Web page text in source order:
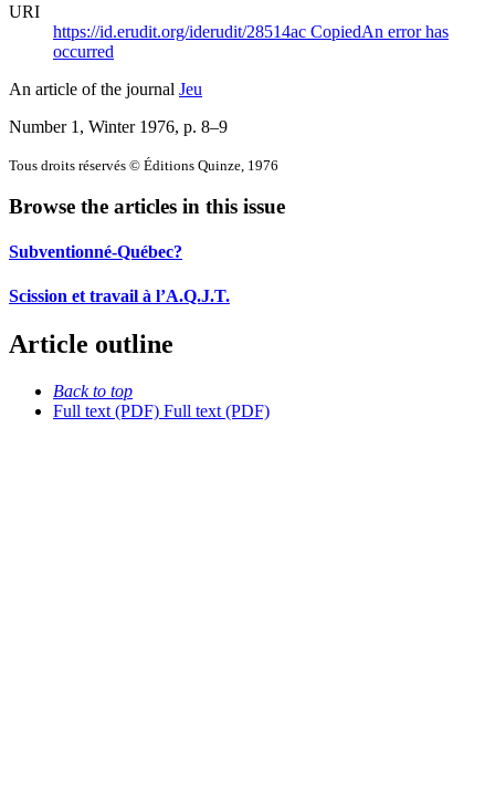
URI
https://id.erudit.org/iderudit/28514ac CopiedAn error has
occurred
An article of the journal Jeu
Number 1, Winter 1976, p. 8–9
Tous droits réservés © Éditions Quinze, 1976
Browse the articles in this issue
Subventionné-Québec?
Scission et travail à l’A.Q.J.T.
Article outline
Back to top
Full text (PDF) Full text (PDF)